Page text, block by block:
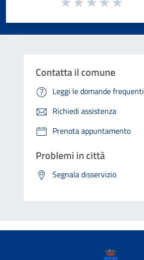
Contatta il comune
Leggi le domande frequenti
Richiedi assistenza
Prenota appuntamento
Problemi in città
Segnala disservizio